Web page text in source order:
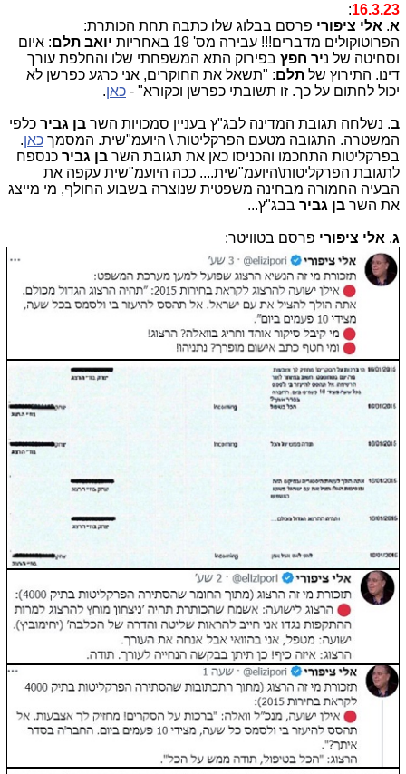
16.3.23
:
א. אלי ציפורי פרסם בבלוג שלו כתבה תחת הכותרת:
הפרוטוקולים מדברים!!! עבירה מס' 19 באחריות
יואב תלם: איום
וסחיטה של ניר חפץ בפירוק התא המשפחתי שלו והחלפת עורך
דינו. התירוץ של תלם: "תשאל את החוקרים, אני כרגע כפרשן לא
יכול לחתום על כך. זו תשובתי כפרשן וכקורא" - כאן.
ב. נשלחה תגובת המדינה לבג"ץ בעניין סמכויות השר בן גביר כלפי
המשטרה. התגובה מטעם הפרקליטות \ היועמ"שית. המסמך כאן.
בפרקליטות התחכמו והכניסו כאן את תגובת השר בן גביר כנספח
לתגובת הפרקליטות\היועמ"שית.... ככה היועמ"שית עקפה את
הבעיה החמורה מבחינה משפטית שנוצרה בשבוע החולף, מי מייצג
את השר בן גביר בבג"ץ...
ג. אלי ציפורי פרסם בטוויטר: